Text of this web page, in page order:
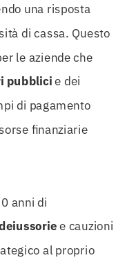
una risposta
di cassa. Questo
le aziende che
pubblicie dei
di pagamento
finanziarie
anni di
e cauzioni
al proprio